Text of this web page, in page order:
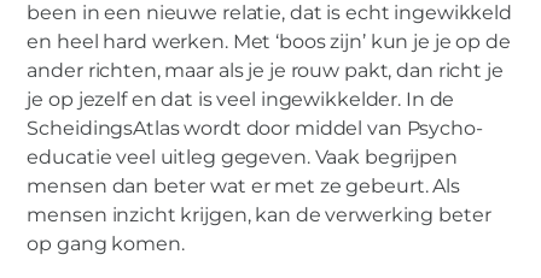
been in een nieuwe relatie, dat is echt ingewikkeld
en heel hard werken. Met ‘boos zijn’ kun je je op de
ander richten, maar als je je rouw pakt, dan richt je
je op jezelf en dat is veel ingewikkelder. In de
ScheidingsAtlas wordt door middel van Psycho-
educatie veel uitleg gegeven. Vaak begrijpen
mensen dan beter wat er met ze gebeurt. Als
mensen inzicht krijgen, kan de verwerking beter
op gang komen.